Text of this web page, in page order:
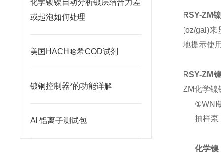
化学镀镍自动分析镀层结合力差
或起泡如何处理
美国HACH哈希COD试剂
镀铜控制器*的功能详解
Al 铝离子测试包
RSY-ZM
(oz/gal)来
地提示使
RSY-ZM
ZM化学镍
①WNI
抽样
化学镍